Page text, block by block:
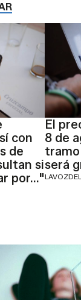
con
de
si
por..."
El
8 de
será